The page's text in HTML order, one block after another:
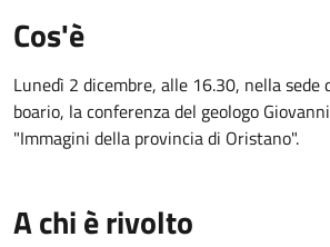
Cos'è
Lunedì 2 dicembre, alle 16.30, nella sede
boario, la conferenza del geologo
"Immagini della provincia di Oristano".
A chi è rivolto